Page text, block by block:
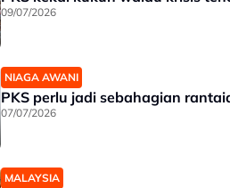
09/07/2026
NIAGA AWANI
PKS perlu jadi sebahagian
07/07/2026
MALAYSIA